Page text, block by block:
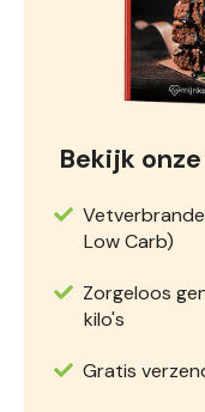
Bekijk onze
Low Carb)
Zorgeloos
kilo's
Gratis